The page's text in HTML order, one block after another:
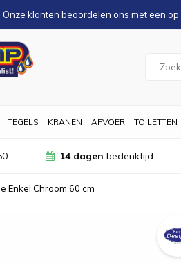
Onze klanten beoordelen ons met een op
TEGELS KRANEN AFVOER TOILETTEN
14 dagen bedenktijd
Enkel Chroom 60 cm